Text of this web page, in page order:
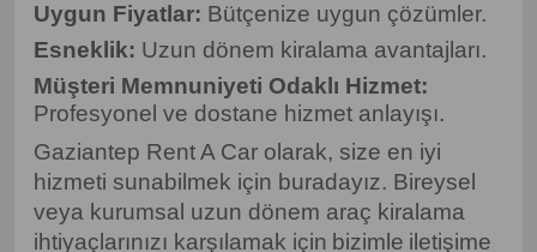
Uygun Fiyatlar: Bütçenize uygun çözümler.
Esneklik: Uzun dönem kiralama avantajları.
Müşteri Memnuniyeti Odaklı Hizmet:
Profesyonel ve dostane hizmet anlayışı.
Gaziantep Rent A Car olarak, size en iyi
hizmeti sunabilmek için buradayız. Bireysel
veya kurumsal uzun dönem araç kiralama
ihtiyaçlarınızı karşılamak için bizimle iletişime